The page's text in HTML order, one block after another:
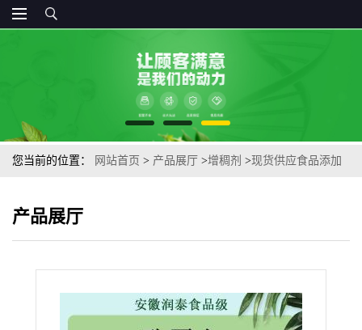
您当前的位置： 网站首页 > 产品展厅 >增稠剂 >现货供应食品添加
产品展厅